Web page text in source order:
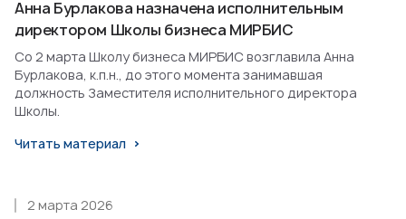
Анна Бурлакова назначена исполнительным
директором Школы бизнеса МИРБИС
Со 2 марта Школу бизнеса МИРБИС возглавила Анна
Бурлакова, к.п.н., до этого момента занимавшая
должность Заместителя исполнительного директора
Школы.
Читать материал
2 марта 2026